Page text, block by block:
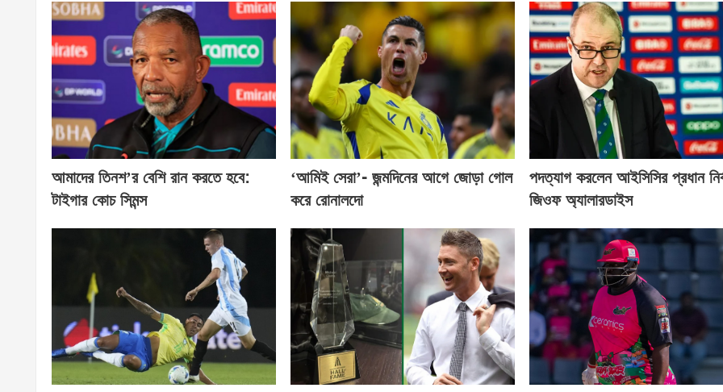
আমাদের তিনশ’র বেশি রান করতে হবে:
টাইগার কোচ সিমন্স
‘আমিই সেরা’- জন্মদিনের আগে জোড়া গোল
করে রোনালদো
পদত্যাগ করলেন আইসিসির প্রধান
জিওফ অ্যালারডাইস